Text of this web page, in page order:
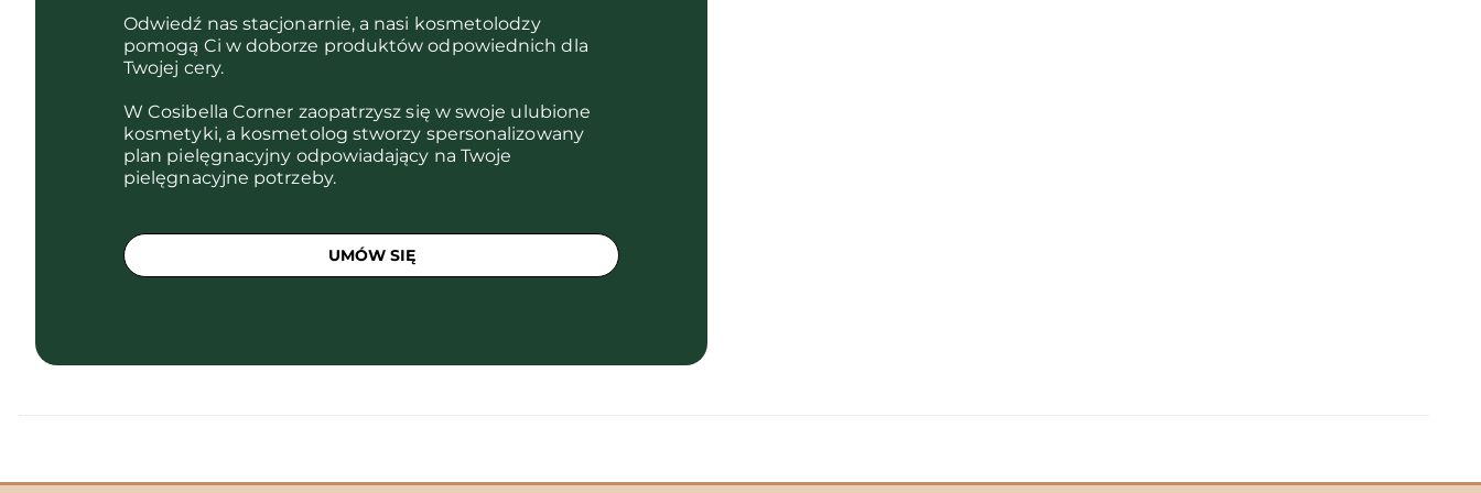
Odwiedź nas stacjonarnie, a nasi kosmetolodzy
pomogą Ci w doborze produktów odpowiednich dla
Twojej cery.
W Cosibella Corner zaopatrzysz się w swoje ulubione
kosmetyki, a kosmetolog stworzy spersonalizowany
plan pielęgnacyjny odpowiadający na Twoje
pielęgnacyjne potrzeby.
UMÓW SIĘ